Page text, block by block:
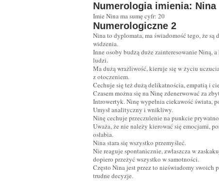
Numerologia imienia: Nina
Imie Nina ma sumę cyfr: 20
Numerologiczne 2
Nina to dyplomata, ma świadomość tego, że
widzenia.
Inne osoby budzą duże zainteresowanie Niną,
ludzi.
Ma dużą wrażliwość, kieruje się w życiu
z otoczeniem.
Cechuje się też dużą delikatnościa, empatią i
Czasem można się na Ninę zdenerwować za
Introwertyk. Ninę wypełnia ciekawość świata,
Umysł analityczny i wnikliwy.
Ninę cechuje przeczulenie na punkcie
Uważa, że nie należy kierować się emocjami,
osłabia.
Nina stara się wszystko przemyśleć.
Nie reaguje spontanicznie, zwłaszcza w
dopiero przeżyć wszystko w samotności.
Często Nina jest przez to nieświadomy swoich
trudne decyzje.